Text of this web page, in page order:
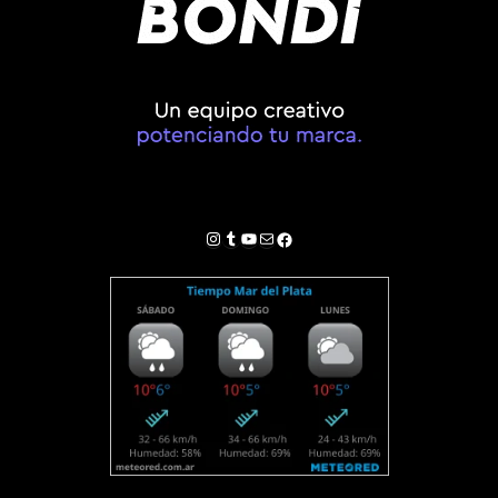
Instagram
Tumblr
YouTube
Correo electrónico
Facebook